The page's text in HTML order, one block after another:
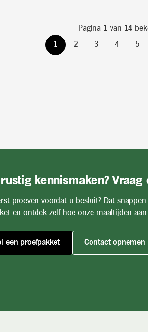
Pagina 1 van 14
1 2 3 4 5
rustig kennismaken?
proeven voordat u besluit? Dat
en ontdek zelf hoe onze maaltijden
een proefpakket Contact opnemen